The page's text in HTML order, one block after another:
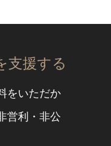
支援する
をいただか
営利・非公